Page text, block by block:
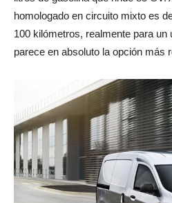
homologado en circuito mixto es
100 kilómetros, realmente para un
parece en absoluto la opción más